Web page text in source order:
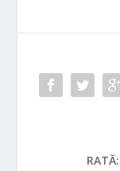
RATĂ: